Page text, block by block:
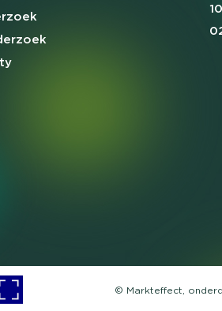
© Markteffect,